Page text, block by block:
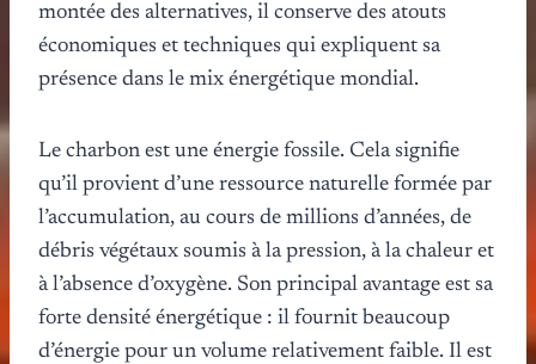
montée des alternatives, il conserve des atouts
économiques et techniques qui expliquent sa
présence dans le mix énergétique mondial.
Le charbon est une énergie fossile. Cela signifie
qu’il provient d’une ressource naturelle formée par
l’accumulation, au cours de millions d’années, de
débris végétaux soumis à la pression, à la chaleur et
à l’absence d’oxygène. Son principal avantage est sa
forte densité énergétique : il fournit beaucoup
d’énergie pour un volume relativement faible. Il est